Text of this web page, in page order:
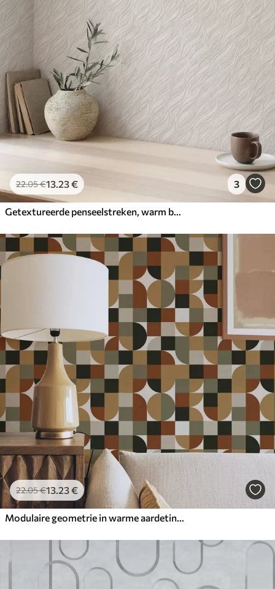
22.05€13.23€ 3
Getextureerde penseelstreken, warm beige
22.05€13.23€
Modulaire geometrie in warme aardetinten